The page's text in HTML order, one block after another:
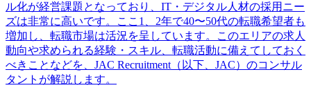
ル化が経営課題となっており、IT・デジタル人材の採用ニー
ズは非常に高いです。ここ1、2年で40〜50代の転職希望者も
増加し、転職市場は活況を呈しています。このエリアの求人
動向や求められる経験・スキル、転職活動に備えてしておく
べきことなどを、JAC Recruitment（以下、JAC）のコンサル
タントが解説します。